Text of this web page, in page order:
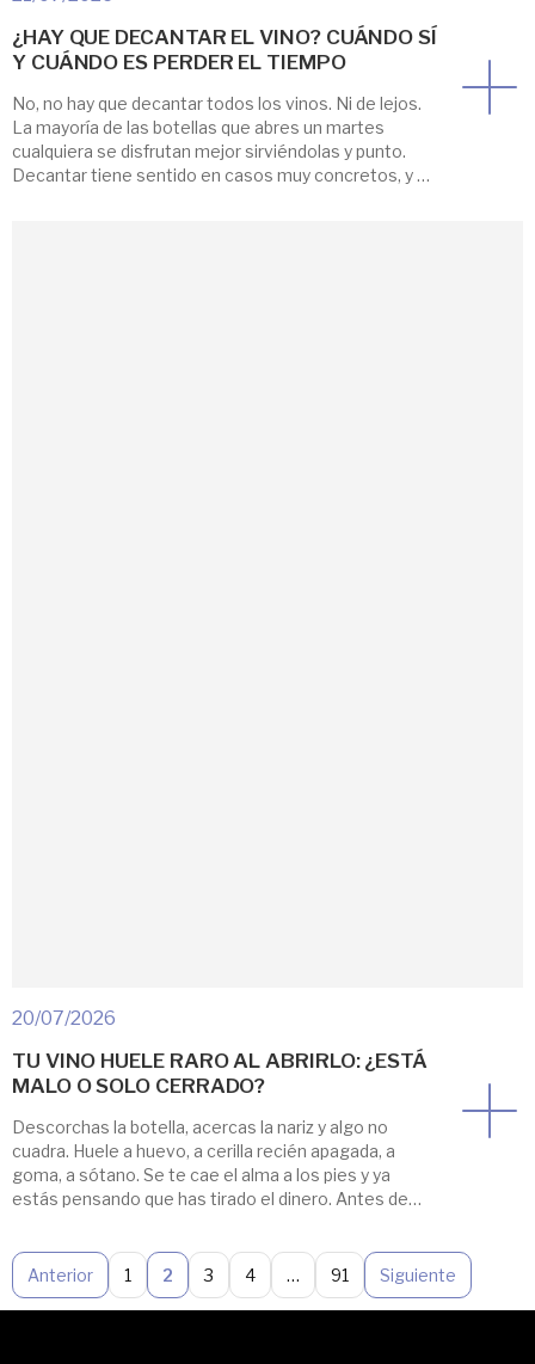
¿HAY QUE DECANTAR EL VINO? CUÁNDO SÍ
Y CUÁNDO ES PERDER EL TIEMPO
No, no hay que decantar todos los vinos. Ni de lejos.
La mayoría de las botellas que abres un martes
cualquiera se disfrutan mejor sirviéndolas y punto.
Decantar tiene sentido en casos muy concretos, y en
20/07/2026
TU VINO HUELE RARO AL ABRIRLO: ¿ESTÁ
MALO O SOLO CERRADO?
Descorchas la botella, acercas la nariz y algo no
cuadra. Huele a huevo, a cerilla recién apagada, a
goma, a sótano. Se te cae el alma a los pies y ya
estás pensando que has tirado el dinero. Antes de
Anterior
1 2 3 4 … 91 Siguiente